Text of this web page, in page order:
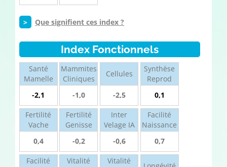
> Que signifient ces index ?
Index Fonctionnels
Santé
Mamelle
-2,1
Mammites
Cliniques
-1,0
Cellules
-2,5
Synthèse
Reprod
0,1
Fertilité
Vache
0,4
Fertilité
Genisse
-0,2
Inter
Velage IA
-0,6
Facilité
Naissance
0,7
Facilité
Vitalité
Vitalité